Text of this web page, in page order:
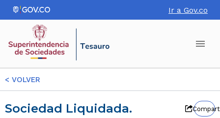
Ir a Gov.co
< VOLVER
Sociedad Liquidada.